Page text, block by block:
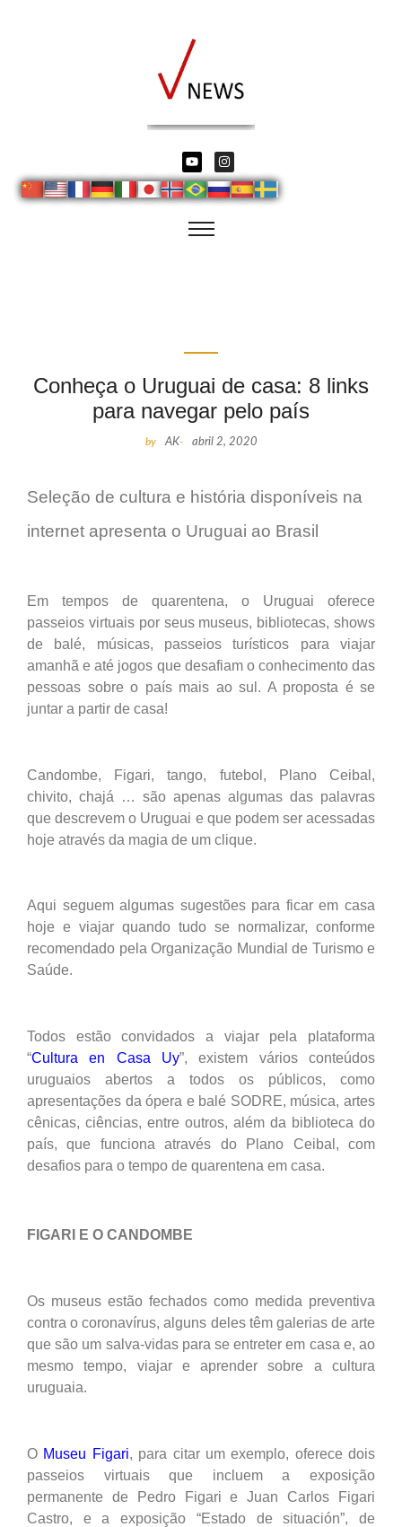
Conheça o Uruguai de casa: 8 links
para navegar pelo país
by AK- abril 2, 2020
Seleção de cultura e história disponíveis na
internet apresenta o Uruguai ao Brasil
Em tempos de quarentena, o Uruguai oferece
passeios virtuais por seus museus, bibliotecas, shows
de balé, músicas, passeios turísticos para viajar
amanhã e até jogos que desafiam o conhecimento das
pessoas sobre o país mais ao sul. A proposta é se
juntar a partir de casa!
Candombe, Figari, tango, futebol, Plano Ceibal,
chivito, chajá … são apenas algumas das palavras
que descrevem o Uruguai e que podem ser acessadas
hoje através da magia de um clique.
Aqui seguem algumas sugestões para ficar em casa
hoje e viajar quando tudo se normalizar, conforme
recomendado pela Organização Mundial de Turismo e
Saúde.
Todos estão convidados a viajar pela plataforma
“Cultura en Casa Uy”, existem vários conteúdos
uruguaios abertos a todos os públicos, como
apresentações da ópera e balé SODRE, música, artes
cênicas, ciências, entre outros, além da biblioteca do
país, que funciona através do Plano Ceibal, com
desafios para o tempo de quarentena em casa.
FIGARI E O CANDOMBE
Os museus estão fechados como medida preventiva
contra o coronavírus, alguns deles têm galerias de arte
que são um salva-vidas para se entreter em casa e, ao
mesmo tempo, viajar e aprender sobre a cultura
uruguaia.
O Museu Figari, para citar um exemplo, oferece dois
passeios virtuais que incluem a exposição
permanente de Pedro Figari e Juan Carlos Figari
Castro, e a exposição “Estado de situación”, de